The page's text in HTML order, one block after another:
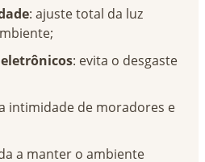
: ajuste total da luz
: evita o desgaste
intimidade de moradores e
a manter o ambiente